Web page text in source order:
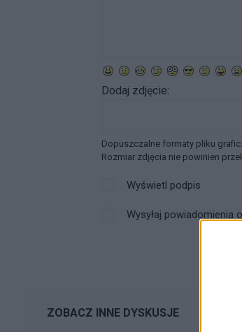
Dodaj zdjęcie:
Dopuszczalne formaty pliku
Rozmiar zdjęcia nie powinien
Wyświetl podpis
Wysyłaj powiadomienia
ZOBACZ INNE DYSKUSJE